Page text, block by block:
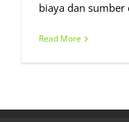
biaya dan sumber
Read More